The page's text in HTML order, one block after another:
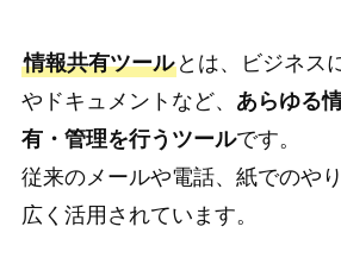
情報共有ツールとは、ビジネス
やドキュメントなど、 あらゆる
有・管理を行うツールです。
従来のメールや電話、紙でのや
広く活用されています。